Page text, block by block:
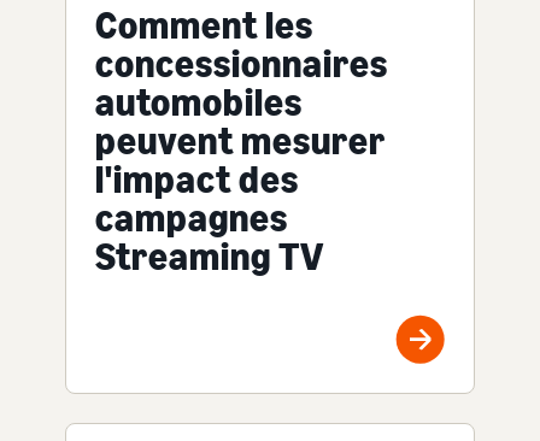
Comment les
concessionnaires
automobiles
peuvent mesurer
l'impact des
campagnes
Streaming TV